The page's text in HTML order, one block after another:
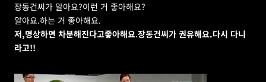
장동건씨가 알아요?이런 거 좋아해요?
알아요.하는 거 좋아해요.
저,명상하면 차분해진다고좋아해요.장동건씨가 권유해요.다시 다니
라고!!